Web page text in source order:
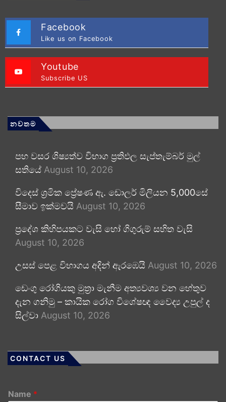
Facebook
Like us on Facebook
Youtube
Subscribe US
නවතම
පහ වසර ශිෂ්‍යත්ව විභාග ප්‍රතිඵල සැප්තැම්බර් මුල්
සතියේ August 10, 2026
විදෙස් ශ්‍රමික ප්‍රේෂණ ඇ. ඩොලර් මිලියන 5,000සේ
සීමාව ඉක්මවයි August 10, 2026
ප්‍රදේශ කිහිපයකට වැසි හෝ ගිගුරුම් සහිත වැසි
August 10, 2026
උසස් පෙළ විභාගය අදින් ඇරඹෙයි August 10, 2026
ඩෙංගු රෝගියකු ⁣මුත්‍රා මැනීම අත්‍යවශ්‍ය වන හේතුව
දැන ගනිමු – කායික රෝග විශේෂඥ වෛද්‍ය උපුල් ද
සිල්වා August 10, 2026
CONTACT US
Name *